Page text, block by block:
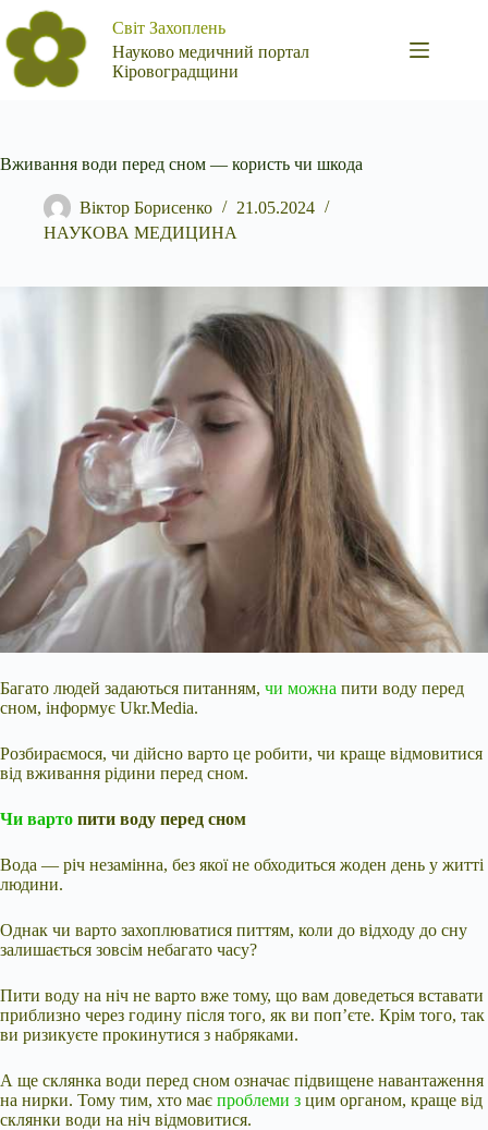
Перейти
до
вмісту
Світ Захоплень
Науково медичний портал
Кіровоградщини
Вживання води перед сном — користь чи шкода
Віктор Борисенко
21.05.2024
НАУКОВА МЕДИЦИНА
Багато людей задаються питанням, чи можна пити воду перед
сном, інформує Ukr.Media.
Розбираємося, чи дійсно варто це робити, чи краще відмовитися
від вживання рідини перед сном.
Чи варто пити воду перед сном
Вода — річ незамінна, без якої не обходиться жоден день у житті
людини.
Однак чи варто захоплюватися питтям, коли до відходу до сну
залишається зовсім небагато часу?
Пити воду на ніч не варто вже тому, що вам доведеться вставати
приблизно через годину після того, як ви поп’єте. Крім того, так
ви ризикуєте прокинутися з набряками.
А ще склянка води перед сном означає підвищене навантаження
на нирки. Тому тим, хто має проблеми з цим органом, краще від
склянки води на ніч відмовитися.